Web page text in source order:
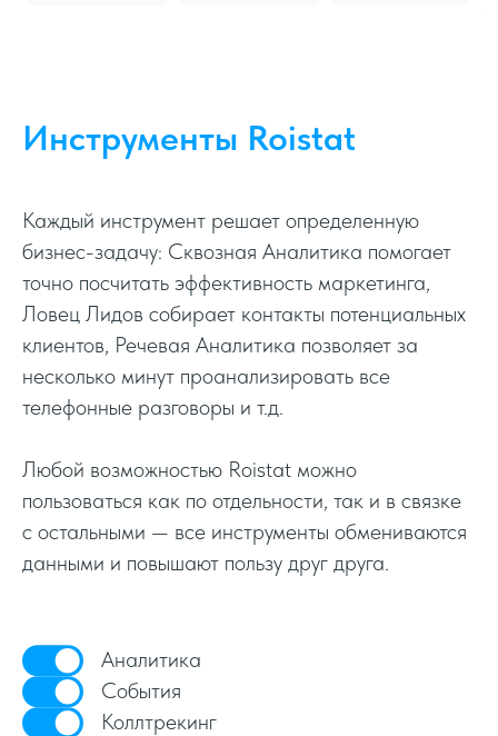
Инструменты Roistat
Каждый инструмент решает определенную
бизнес-задачу: Сквозная Аналитика помогает
точно посчитать эффективность маркетинга,
Ловец Лидов собирает контакты потенциальных
клиентов, Речевая Аналитика позволяет за
несколько минут проанализировать все
телефонные разговоры и т.д.
Любой возможностью Roistat можно
пользоваться как по отдельности, так и в связке
с остальными — все инструменты обмениваются
данными и повышают пользу друг друга.
Аналитика
События
Коллтрекинг